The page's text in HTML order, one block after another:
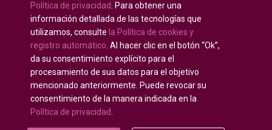
Alemán
العربية(Árabe
)
Português(Portugués, Portugal)
Derechos de autor © 2020 - 2025
Política de privacidad
. Para obtener una
información detallada de las tecnologías que
utilizamos, consulte la Política de cookies y
registro automático . Al hacer clic en el botón “Ok”,
da su consentimiento explícito para el
procesamiento de sus datos para el objetivo
mencionado anteriormente. Puede revocar su
consentimiento de la manera indicada en la
Política de privacidad